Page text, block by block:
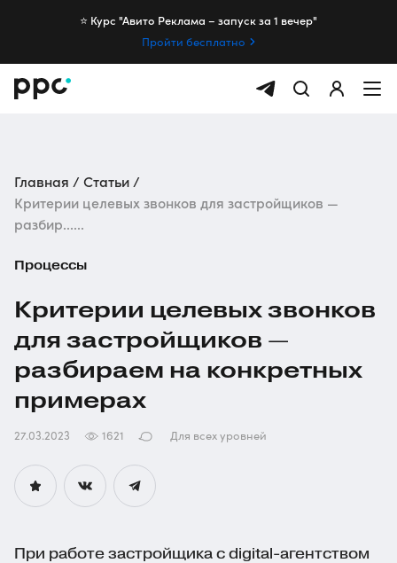
⭐️ Курс "Авито Реклама – запуск за 1 вечер"
Пройти бесплатно
Главная
Статьи
Критерии целевых звонков для застройщиков —
разбир......
Процессы
Критерии целевых звонков
для застройщиков —
разбираем на конкретных
примерах
27.03.2023 1621 Для всех уровней
При работе застройщика с digital-агентством